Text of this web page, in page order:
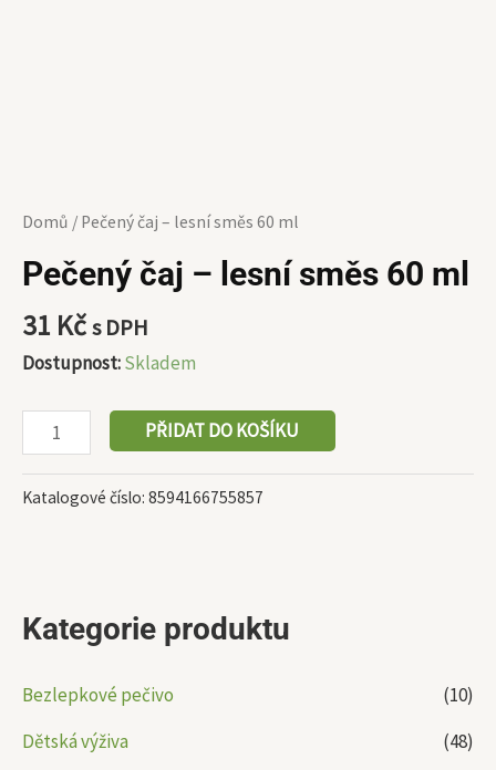
Kategorie produktu
Bezlepkové pečivo
(10)
Dětská výživa
(48)
Domů / Pečený čaj – lesní směs 60 ml
Pečený čaj – lesní směs 60 ml
31 Kčs DPH
Dostupnost:Skladem
PŘIDAT DO KOŠÍKU
Katalogové číslo: 8594166755857